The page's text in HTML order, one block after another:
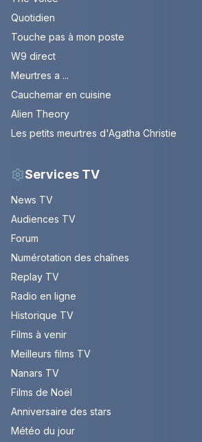
Quotidien
Touche pas à mon poste
W9 direct
Meurtres a ...
Cauchemar en cuisine
Alien Theory
Les petits meurtres d'Agatha Christie
Services TV
News TV
Audiences TV
Forum
Numérotation des chaînes
Replay TV
Radio en ligne
Historique TV
Films à venir
Meilleurs films TV
Nanars TV
Films de Noël
Anniversaire des stars
Météo du jour